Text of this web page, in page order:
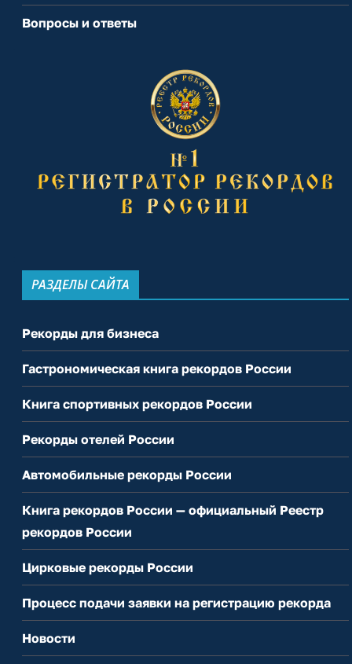
Вопросы и ответы
РАЗДЕЛЫ САЙТА
Рекорды для бизнеса
Гастрономическая книга рекордов России
Книга спортивных рекордов России
Рекорды отелей России
Автомобильные рекорды России
Книга рекордов России — официальный Реестр
рекордов России
Цирковые рекорды России
Процесс подачи заявки на регистрацию рекорда
Новости